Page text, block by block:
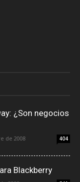
¿Son negocios
de 2008 404
Blackberry